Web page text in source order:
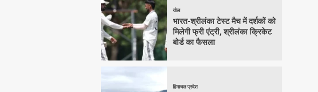
खेल
भारत-श्रीलंका टेस्ट मैच में दर्शकों को
मिलेगी फ्री एंट्री, श्रीलंका क्रिकेट
बोर्ड का फैसला
हिमाचल प्रदेश